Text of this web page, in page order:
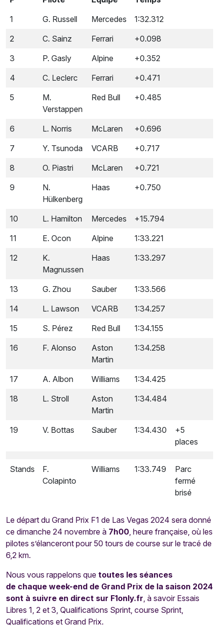
P
Pilote Equipe Temps
1 G. Russell Mercedes
1:32.312
2
C. Sainz Ferrari
+0.098
3
P. Gasly Alpine
+0.352
4
C. Leclerc Ferrari
+0.471
5
M.
Verstappen
Red Bull +0.485
6 L. Norris McLaren
+0.696
7
Y. Tsunoda VCARB
+0.717
8
O. Piastri McLaren
+0.721
9
N.
Hülkenberg
Haas +0.750
10 L. Hamilton Mercedes
+15.794
11
E. Ocon Alpine
1:33.221
12
K.
Magnussen
Haas 1:33.297
13 G. Zhou Sauber
1:33.566
14
L. Lawson VCARB
1:34.257
15
S. Pérez Red Bull
1:34.155
16
F. Alonso
Aston
Martin
1:34.258
17 A. Albon Williams
1:34.425
18
L. Stroll
Aston
Martin
1:34.484
19 V. Bottas Sauber 1:34.430
+5
places
Stands
F.
Colapinto
Williams 1:33.749
Parc
fermé
brisé
Le départ du Grand Prix F1 de Las Vegas 2024 sera donné
ce dimanche 24 novembre à 7h00, heure française, où les
pilotes s’élanceront pour 50 tours de course sur le tracé de
6,2 km.
Nous vous rappelons que toutes les séances
de chaque week-end de Grand Prix de la saison 2024
sont à suivre en direct sur F1only.fr, à savoir Essais
Libres 1, 2 et 3, Qualifications Sprint, course Sprint,
Qualifications et Grand Prix.